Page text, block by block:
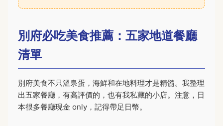
別府必吃美食推薦：五家地道餐廳
清單
別府美食不只溫泉蛋，海鮮和在地料理才是精髓。我整理
出五家餐廳，有高評價的，也有我私藏的小店。注意，日
本很多餐廳現金 only，記得帶足日幣。